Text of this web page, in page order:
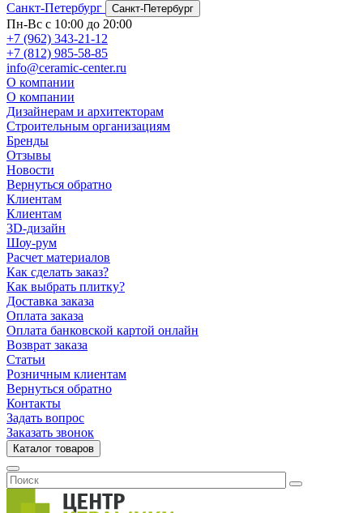
Санкт-Петербург
Санкт-Петербург
Пн-Вс с 10:00 до 20:00
+7 (962) 343-21-12
+7 (812) 985-58-85
info@ceramic-center.ru
О компании
О компании
Дизайнерам и архитекторам
Строительным организациям
Бренды
Отзывы
Новости
Вернуться обратно
Клиентам
Клиентам
3D-дизайн
Шоу-рум
Расчет материалов
Как сделать заказ?
Как выбрать плитку?
Доставка заказа
Оплата заказа
Оплата банковской картой онлайн
Возврат заказа
Статьи
Розничным клиентам
Вернуться обратно
Контакты
Задать вопрос
Заказать звонок
Каталог товаров